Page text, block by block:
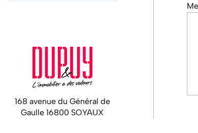
168 avenue du Général de
Gaulle 16800 SOYAUX